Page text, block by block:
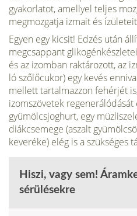
gyakorlatot, amellyel teljes
megmoz­gatja izmait és
Egyen egy kicsit! Edzés után
megcsappant
és az izomban raktározott, az
ló szőlőcukor) egy kevés
mellett tartalmazzon fehérjét
izomszövetek
gyümölcs­joghurt, egy
diákcsemege (aszalt
keveréke) elég is a szükséges
Hiszi, vagy sem!
sérülésekre